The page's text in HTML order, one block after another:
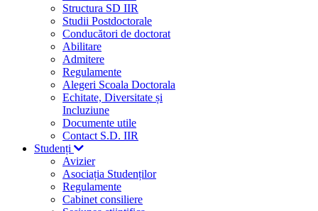
Structura SD IIR
Studii Postdoctorale
Conducători de doctorat
Abilitare
Admitere
Regulamente
Alegeri Scoala Doctorala
Echitate, Diversitate și
Incluziune
Documente utile
Contact S.D. IIR
Studenți
Avizier
Asociația Studenților
Regulamente
Cabinet consiliere